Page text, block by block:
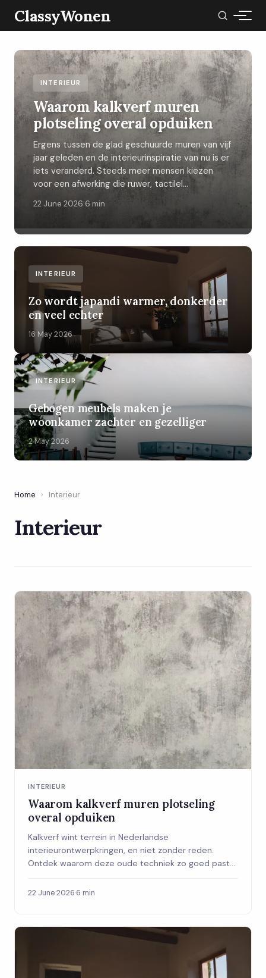
ClassyWonen
INTERIEUR
Waarom kalkverf muren
plotseling overal opduiken
Ergens tussen de glad geschuurde muren van vijf
jaar geleden en de interieurinspiratie van nu is er
iets veranderd. Steeds meer mensen kiezen
voor een afwerking die ruwer, tactilel...
22 June 2026·6 min
INTERIEUR
Zo wordt japandi warmer, donkerder
en veel echter
16 May 2026
INTERIEUR
Gebogen meubels maken je
woonkamer zachter en gezelliger
2 May 2026
Home › Interieur
Interieur
INTERIEUR
Waarom kalkverf muren plotseling
overal opduiken
Kalkverf wint terrein in Nederlandse
interieurontwerpkringen, en niet zonder reden.
Ontdek waarom deze oude techniek zo goed past
22 June 2026·6 min